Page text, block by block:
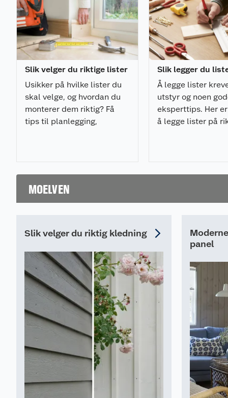
Slik velger du riktige lister
Usikker på hvilke lister du
skal velge, og hvordan du
monterer dem riktig? Få
tips til planlegging,
Slik legger du
Å legge lister
utstyr og noen
eksperttips. Her
å legge lister på
MOELVEN
Slik velger du riktig kledning
panel